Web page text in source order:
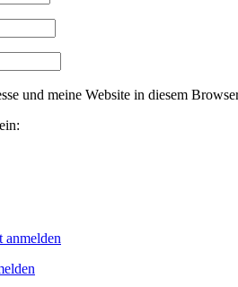
und meine Website in diesem